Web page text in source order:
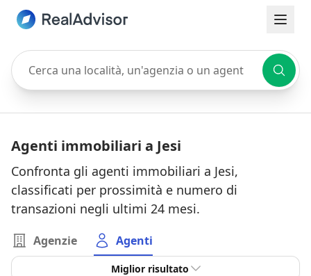
Cerca una località, un'agenzia o un agente
Agenti immobiliari a Jesi
Confronta gli agenti immobiliari a Jesi,
classificati per prossimità e numero di
transazioni negli ultimi 24 mesi.
Agenzie Agenti
Miglior risultato